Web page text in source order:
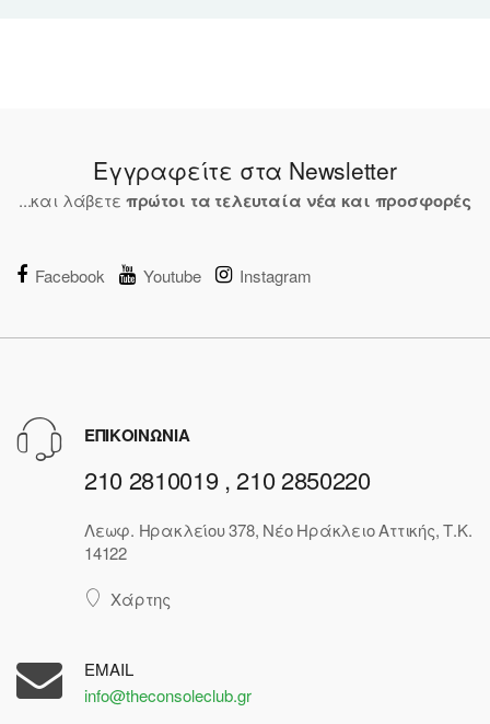
Εγγραφείτε στα Newsletter
...και λάβετε πρώτοι τα τελευταία νέα και προσφορές
Facebook Youtube Instagram
ΕΠΙΚΟΙΝΩΝΙΑ
210 2810019 , 210 2850220
Λεωφ. Ηρακλείου 378, Νέο Ηράκλειο Αττικής, Τ.Κ.
14122
Χάρτης
EMAIL
info@theconsoleclub.gr